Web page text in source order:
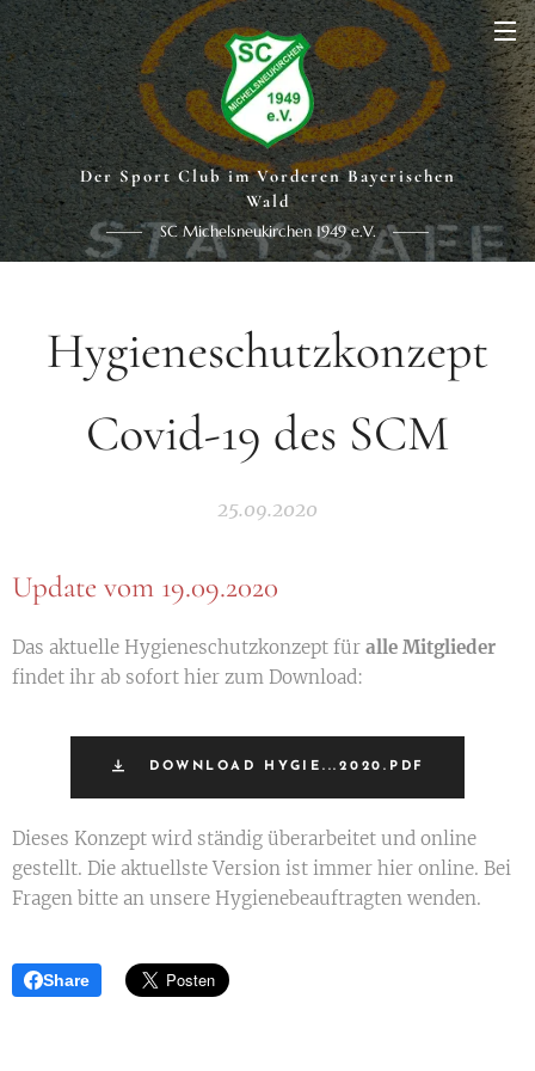
Der Sport Club im Vorderen Bayerischen
Wald
SC Michelsneukirchen 1949 e.V.
Hygieneschutzkonzept
Covid-19 des SCM
25.09.2020
Update vom 19.09.2020
Das aktuelle Hygieneschutzkonzept für alle Mitglieder
findet ihr ab sofort hier zum Download:
DOWNLOAD HYGIE...2020.PDF
Dieses Konzept wird ständig überarbeitet und online
gestellt. Die aktuellste Version ist immer hier online. Bei
Fragen bitte an unsere Hygienebeauftragten wenden.
Share